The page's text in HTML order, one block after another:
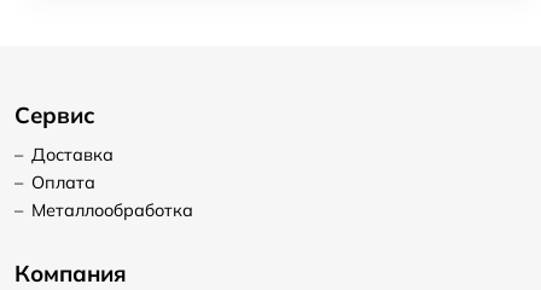
Сервис
– Доставка
– Оплата
– Металлообработка
Компания